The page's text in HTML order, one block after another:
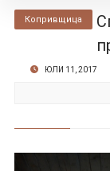
Копривщица
ЮЛИ 11, 2017